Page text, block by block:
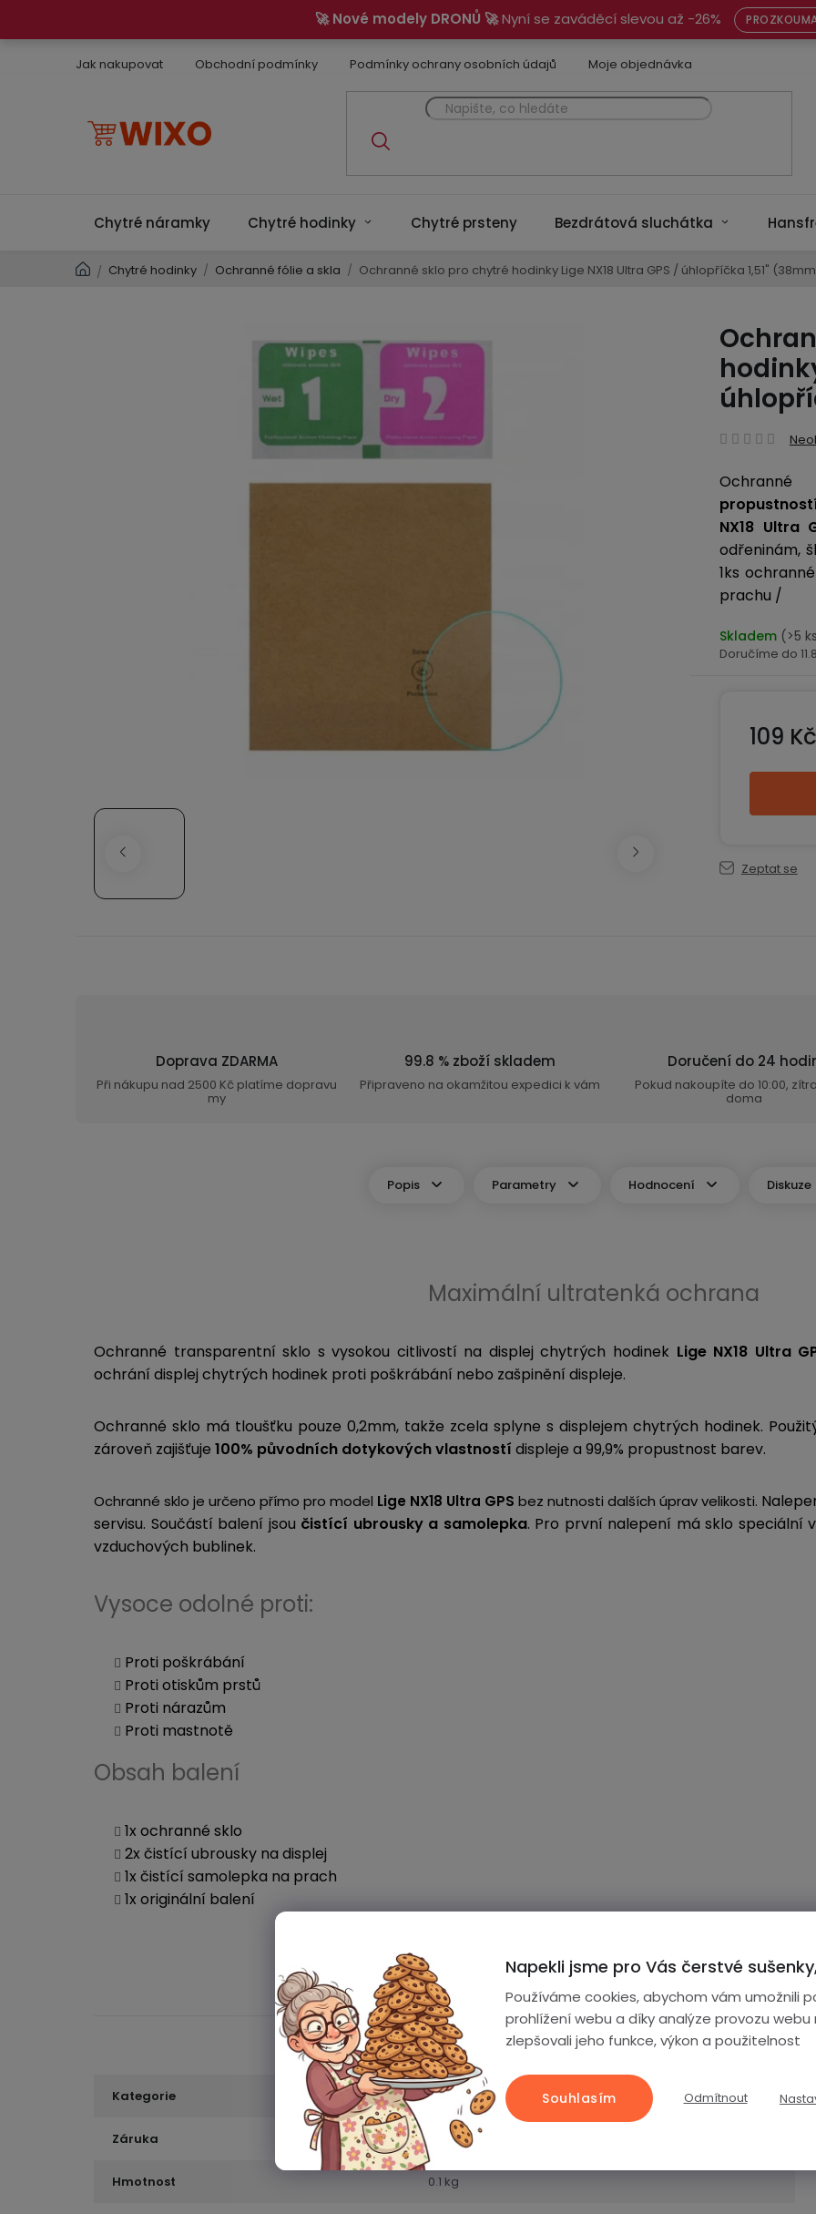
Napekli jsme pro Vás čerstvé
Používáme cookies, abychom vám umožnili
prohlížení webu a díky analýze provozu
zlepšovali jeho funkce, výkon a použitelnost
Odmítnout
Souhlasím
🚀 Nové modely DRONŮ 🚀Nyní se zaváděcí slevou až -26%
Jak nakupovat Obchodní podmínky Podmínky ochrany osobních údajů Moje objednávka
Chytré náramky Chytré hodinky Chytré prsteny Bezdrátová sluchátka
Domů
/ Chytré hodinky / Ochranné fólie a skla / Ochranné sklo pro chytré hodinky Lige NX18 Ultra GPS / úhlopříčka 1,51"
je
0,0
z
5
NX18 Ultra
odřeninám,
1ks
prachu /
Skladem (>5
109 Kč
Zeptat se
Doprava ZDARMA
Při nákupu nad 2500 Kč platíme dopravu
my
99.8 % zboží skladem
Připraveno na okamžitou expedici k vám
Doručení do 24
Pokud nakoupíte do 10:00,
doma
Popis Parametry Hodnocení Diskuze
Maximální ultratenká ochrana
Ochranné transparentní sklo s vysokou citlivostí na displej chytrých hodinek Lige NX18 Ultra
ochrání displej chytrých hodinek proti poškrábání nebo zašpinění displeje.
Ochranné sklo má tloušťku pouze 0,2mm, takže zcela splyne s displejem chytrých hodinek.
zároveň zajišťuje 100% původních dotykových vlastností displeje a 99,9% propustnost barev.
Ochranné sklo je určeno přímo pro model Lige NX18 Ultra GPS bez nutnosti dalších úprav velikosti.
servisu. Součástí balení jsou čistící ubrousky a samolepka. Pro první nalepení má sklo
vzduchových bublinek.
Vysoce odolné proti:
Proti poškrábání
Proti otiskům prstů
Proti nárazům
Proti mastnotě
Obsah balení
1x ochranné sklo
2x čistící ubrousky na displej
1x čistící samolepka na prach
1x originální balení
Kategorie Ochranné fólie a skla
Záruka 2 roky
Hmotnost 0.1 kg